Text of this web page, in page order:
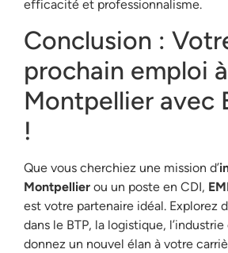
efficacité et professionnalisme.
Conclusion :
prochain emploi à
Montpellier avec
!
Que vous cherchiez une mission d’
Montpellier ou un poste en CDI,
est votre partenaire idéal. Explorez
dans le BTP, la logistique,
donnez un nouvel élan à votre